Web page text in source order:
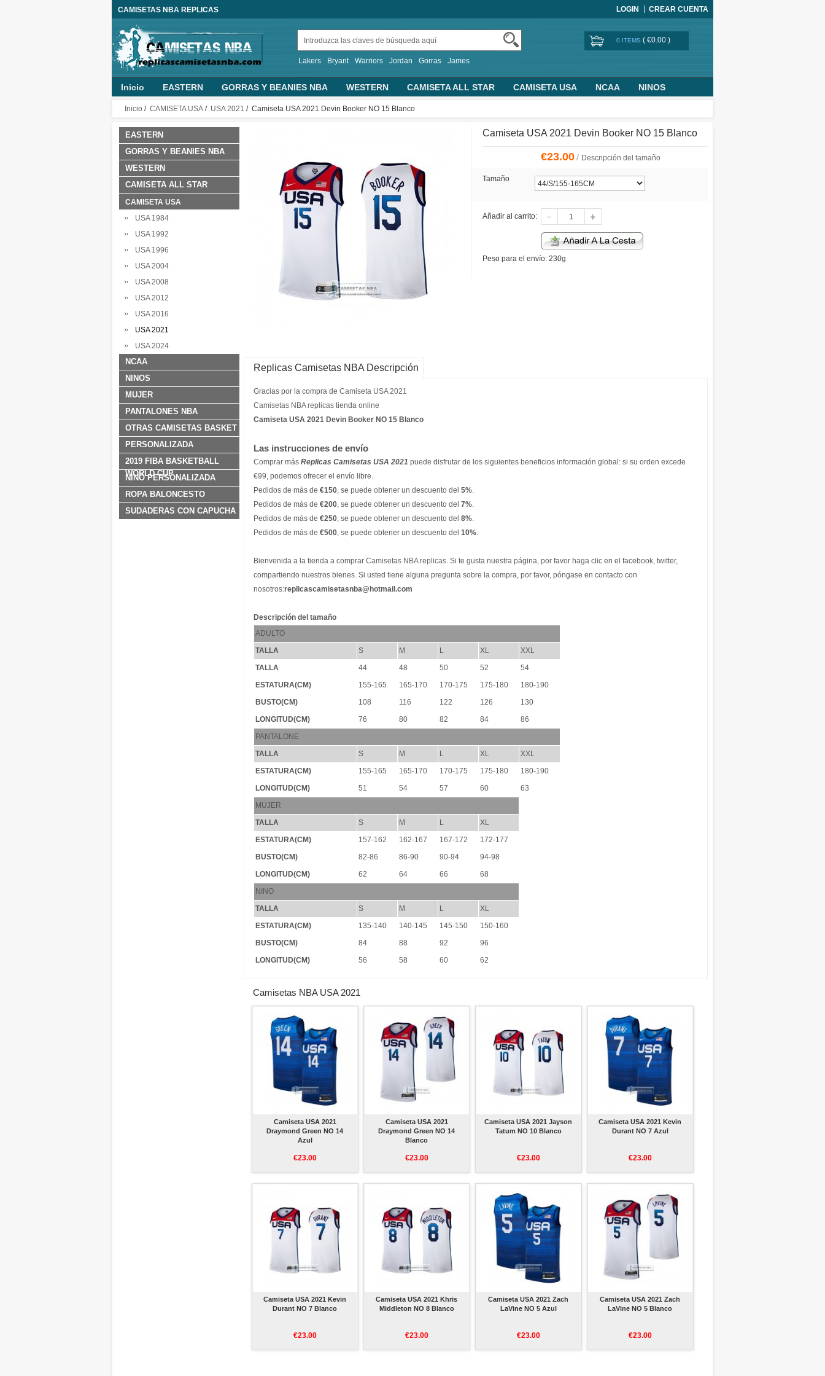
CAMISETAS NBA REPLICAS LOGIN CREAR CUENTA
Lakers Bryant Warriors Jordan Gorras James
0 ITEMS ( €0.00 )
Inicio EASTERN GORRAS Y BEANIES NBA WESTERN CAMISETA ALL STAR CAMISETA USA NCAA
NINOS
MUJER
PANTALONES NBA OTRAS CAMISETAS BASKET PERSONALIZADA
Inicio / CAMISETA USA / USA 2021 / Camiseta USA 2021 Devin Booker NO 15 Blanco
EASTERN
GORRAS Y BEANIES NBA
WESTERN
CAMISETA ALL STAR
CAMISETA USA
USA 1984
USA 1992
USA 1996
USA 2004
USA 2008
USA 2012
USA 2016
USA 2021
USA 2024
NCAA
NINOS
MUJER
PANTALONES NBA
OTRAS CAMISETAS BASKET
PERSONALIZADA
2019 FIBA BASKETBALL
WORLD CUP
NINO PERSONALIZADA
ROPA BALONCESTO
SUDADERAS CON CAPUCHA
Camiseta USA 2021 Devin Booker NO 15 Blanco
€23.00/ Descripción del tamaño
Tamaño
Añadir al carrito:
Peso para el envío: 230g
Replicas Camisetas NBA Descripción
Gracias por la compra de Camiseta USA 2021
Camisetas NBA replicas tienda online
Camiseta USA 2021 Devin Booker NO 15 Blanco
Las instrucciones de envío
Comprar más Replicas Camisetas USA 2021 puede disfrutar de los siguientes beneficios información global: si su orden excede
€99, podemos ofrecer el envío libre.
Pedidos de más de €150, se puede obtener un descuento del 5%.
Pedidos de más de €200, se puede obtener un descuento del 7%.
Pedidos de más de €250, se puede obtener un descuento del 8%.
Pedidos de más de €500, se puede obtener un descuento del 10%.
Bienvenida a la tienda a comprar Camisetas NBA replicas. Si te gusta nuestra página, por favor haga clic en el facebook, twitter,
compartiendo nuestros bienes. Si usted tiene alguna pregunta sobre la compra, por favor, póngase en contacto con
nosotros:replicascamisetasnba@hotmail.com
Descripción del tamaño
ADULTO
TALLA
S M L XL
XXL
TALLA
44 48 50 52
54
ESTATURA(CM)
155-165 165-170 170-175 175-180
180-190
BUSTO(CM)
108 116 122 126
130
LONGITUD(CM)
76 80 82 84
86
PANTALONE
TALLA
S M L XL
XXL
ESTATURA(CM)
155-165 165-170 170-175 175-180
180-190
LONGITUD(CM)
51 54 57 60
63
MUJER
TALLA
S M L
XL
ESTATURA(CM)
157-162 162-167 167-172
172-177
BUSTO(CM)
82-86 86-90 90-94
94-98
LONGITUD(CM)
62 64 66
68
NINO
TALLA
S M L
XL
ESTATURA(CM)
135-140 140-145 145-150
150-160
BUSTO(CM)
84 88 92
96
LONGITUD(CM)
56 58 60 62
Camisetas NBA USA 2021
Camiseta USA 2021
Draymond Green NO 14
Azul
€23.00
Camiseta USA 2021
Draymond Green NO 14
Blanco
€23.00
Camiseta USA 2021 Jayson
Tatum NO 10 Blanco
€23.00
Camiseta USA 2021 Kevin
Durant NO 7 Azul
€23.00
Camiseta USA 2021 Kevin
Durant NO 7 Blanco
€23.00
Camiseta USA 2021 Khris
Middleton NO 8 Blanco
€23.00
Camiseta USA 2021 Zach
LaVine NO 5 Azul
€23.00
Camiseta USA 2021 Zach
LaVine NO 5 Blanco
€23.00